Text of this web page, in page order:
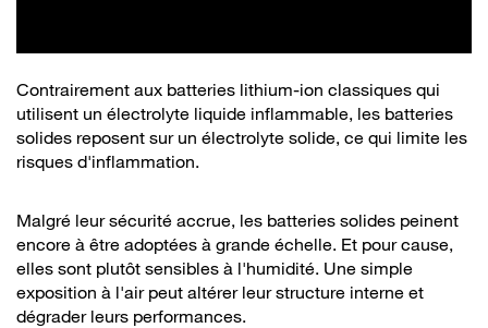
Contrairement aux batteries lithium-ion classiques qui
utilisent un électrolyte liquide inflammable, les batteries
solides reposent sur un électrolyte solide, ce qui limite les
risques d'inflammation.
Malgré leur sécurité accrue, les batteries solides peinent
encore à être adoptées à grande échelle. Et pour cause,
elles sont plutôt sensibles à l'humidité. Une simple
exposition à l'air peut altérer leur structure interne et
dégrader leurs performances.